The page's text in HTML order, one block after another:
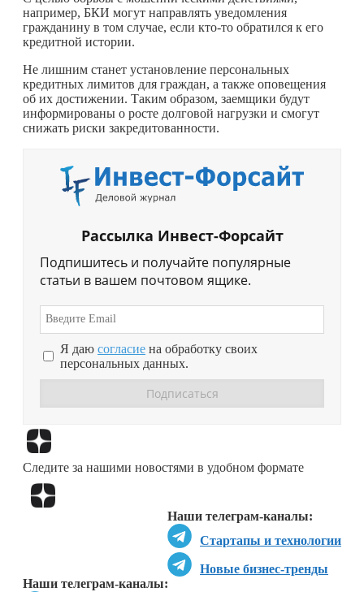
например, БКИ могут направлять уведомления
гражданину в том случае, если кто-то обратился к его
кредитной истории.
Не лишним станет установление персональных
кредитных лимитов для граждан, а также оповещения
об их достижении. Таким образом, заемщики будут
информированы о росте долговой нагрузки и смогут
снижать риски закредитованности.
Рассылка Инвест-Форсайт
Подпишитесь и получайте популярные
статьи в вашем почтовом ящике.
Я даю согласие на обработку своих
персональных данных.
Следите за нашими новостями в удобном формате
Наши телеграм-каналы:
Стартапы и технологии
Новые бизнес-тренды
Наши телеграм-каналы: